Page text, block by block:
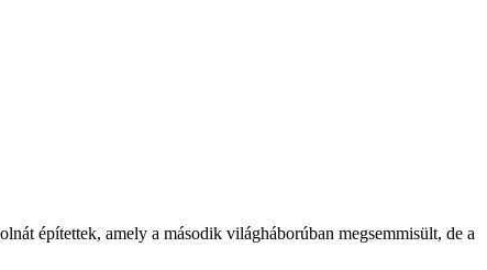
építettek, amely a második világháborúban megsemmisült, de a